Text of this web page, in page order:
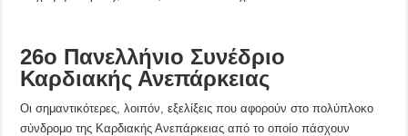
26ο Πανελλήνιο Συνέδριο
Καρδιακής Ανεπάρκειας
Οι σημαντικότερες, λοιπόν, εξελίξεις που αφορούν στο πολύπλοκο
σύνδρομο της Καρδιακής Ανεπάρκειας από το οποίο πάσχουν